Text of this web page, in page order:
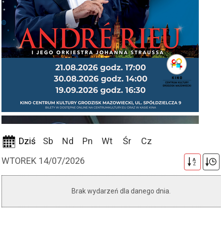
Dziś Sb Nd Pn Wt Śr
Cz
WTOREK 14/07/2026
A
Z
Brak wydarzeń dla danego dnia.